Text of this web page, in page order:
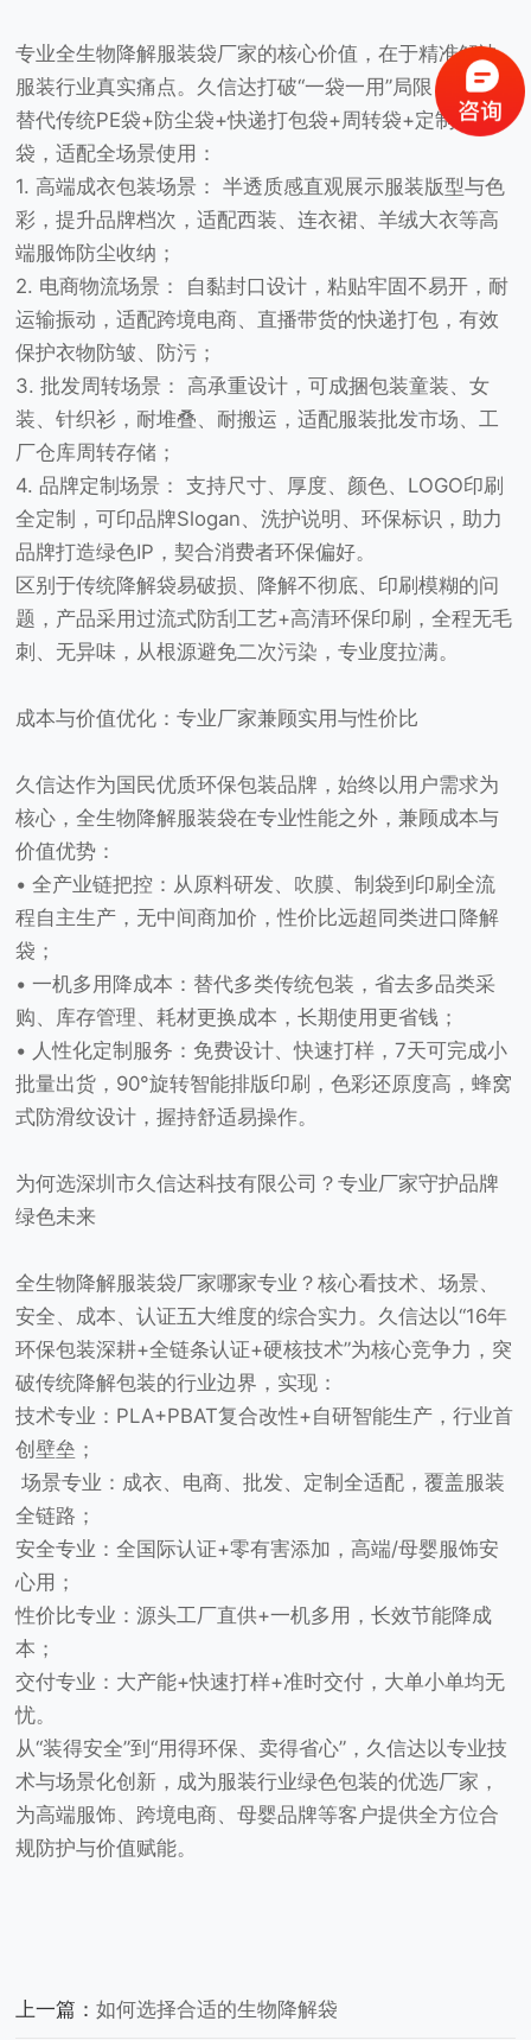
专业全生物降解服装袋厂家的核心价值，在于精准解决
服装行业真实痛点。久信达打破“一袋一用”局限，一站式
替代传统PE袋+防尘袋+快递打包袋+周转袋+定制印刷
袋，适配全场景使用：
1. 高端成衣包装场景： 半透质感直观展示服装版型与色
彩，提升品牌档次，适配西装、连衣裙、羊绒大衣等高
端服饰防尘收纳；
2. 电商物流场景： 自黏封口设计，粘贴牢固不易开，耐
运输振动，适配跨境电商、直播带货的快递打包，有效
保护衣物防皱、防污；
3. 批发周转场景： 高承重设计，可成捆包装童装、女
装、针织衫，耐堆叠、耐搬运，适配服装批发市场、工
厂仓库周转存储；
4. 品牌定制场景： 支持尺寸、厚度、颜色、LOGO印刷
全定制，可印品牌Slogan、洗护说明、环保标识，助力
品牌打造绿色IP，契合消费者环保偏好。
区别于传统降解袋易破损、降解不彻底、印刷模糊的问
题，产品采用过流式防刮工艺+高清环保印刷，全程无毛
刺、无异味，从根源避免二次污染，专业度拉满。
成本与价值优化：专业厂家兼顾实用与性价比
久信达作为国民优质环保包装品牌，始终以用户需求为
核心，全生物降解服装袋在专业性能之外，兼顾成本与
价值优势：
• 全产业链把控：从原料研发、吹膜、制袋到印刷全流
程自主生产，无中间商加价，性价比远超同类进口降解
袋；
• 一机多用降成本：替代多类传统包装，省去多品类采
购、库存管理、耗材更换成本，长期使用更省钱；
• 人性化定制服务：免费设计、快速打样，7天可完成小
批量出货，90°旋转智能排版印刷，色彩还原度高，蜂窝
式防滑纹设计，握持舒适易操作。
为何选深圳市久信达科技有限公司？专业厂家守护品牌
绿色未来
全生物降解服装袋厂家哪家专业？核心看技术、场景、
安全、成本、认证五大维度的综合实力。久信达以“16年
环保包装深耕+全链条认证+硬核技术”为核心竞争力，突
破传统降解包装的行业边界，实现：
技术专业：PLA+PBAT复合改性+自研智能生产，行业首
创壁垒；
场景专业：成衣、电商、批发、定制全适配，覆盖服装
全链路；
安全专业：全国际认证+零有害添加，高端/母婴服饰安
心用；
性价比专业：源头工厂直供+一机多用，长效节能降成
本；
交付专业：大产能+快速打样+准时交付，大单小单均无
忧。
从“装得安全”到“用得环保、卖得省心”，久信达以专业技
术与场景化创新，成为服装行业绿色包装的优选厂家，
为高端服饰、跨境电商、母婴品牌等客户提供全方位合
规防护与价值赋能。
上一篇：如何选择合适的生物降解袋